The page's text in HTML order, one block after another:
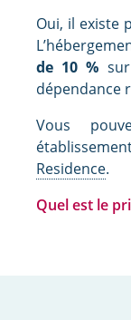
Oui, il existe
de 10 %
dépendance
Vous
Residence.
Quel est le